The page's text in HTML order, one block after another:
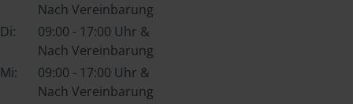
Nach Vereinbarung
Di:
09:00 - 17:00 Uhr &
Nach Vereinbarung
Mi:
09:00 - 17:00 Uhr &
Nach Vereinbarung